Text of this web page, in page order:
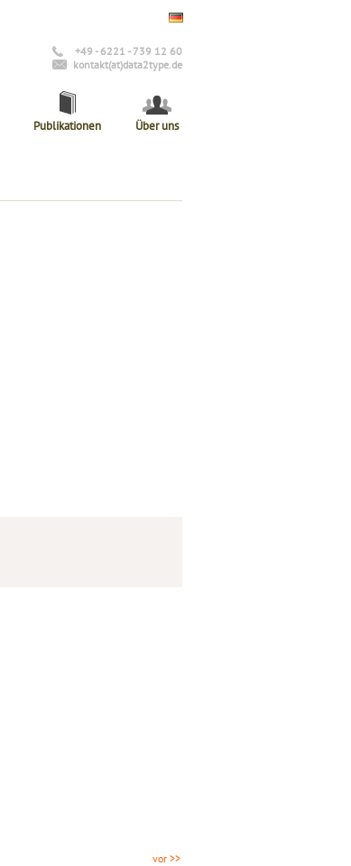
+49 - 6221 - 739 12 60
kontakt(at)data2type.de
Publikationen Über uns
vor >>